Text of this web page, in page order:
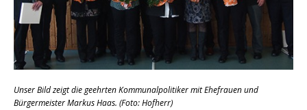
Unser Bild zeigt die geehrten Kommunalpolitiker mit Ehefrauen und
Bürgermeister Markus Haas. (Foto: Hofherr)